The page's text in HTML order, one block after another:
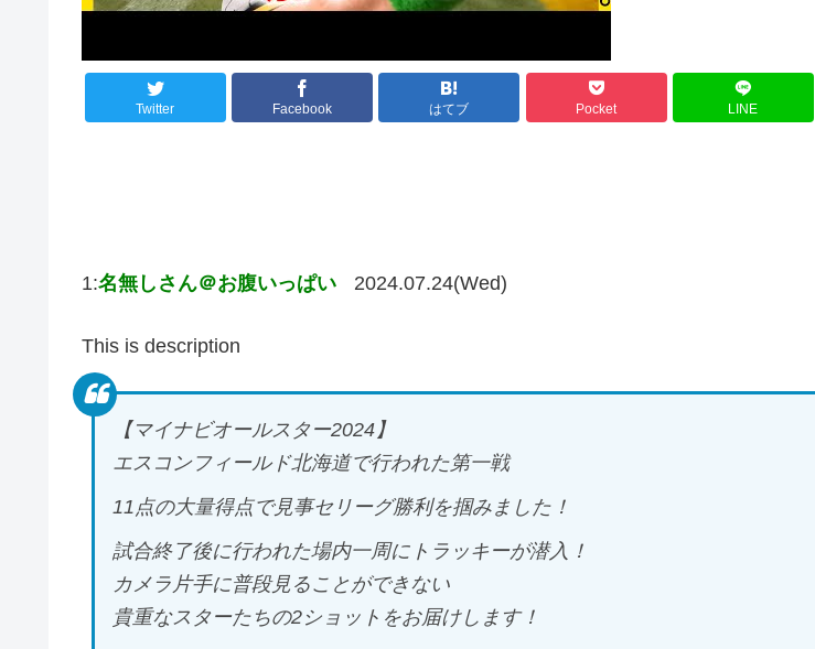
Twitter Facebook はてブ Pocket LINE
1:名無しさん＠お腹いっぱい 2024.07.24(Wed)
This is description
【マイナビオールスター2024】
エスコンフィールド北海道で行われた第一戦
11点の大量得点で見事セリーグ勝利を掴みました！
試合終了後に行われた場内一周にトラッキーが潜入！
カメラ片手に普段見ることができない
貴重なスターたちの2ショットをお届けします！